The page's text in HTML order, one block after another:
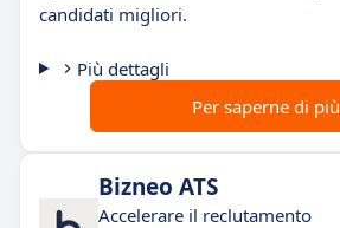
candidati migliori.
Più dettagli
Per saperne di più
Bizneo ATS
Accelerare il reclutamento